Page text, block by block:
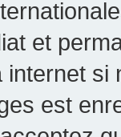
et
internet
est